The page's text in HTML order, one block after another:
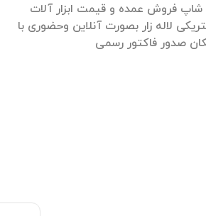
شاپ فروش عمده و قیمت ابزار آلات
لاله زار بصورت آنلاین وحضوری با
صدور فاکتور رسمی